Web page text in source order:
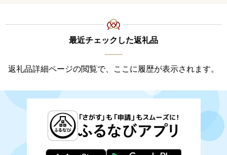
最近チェックした返礼品
返礼品詳細ページの閲覧で、ここに履歴が表示されます。